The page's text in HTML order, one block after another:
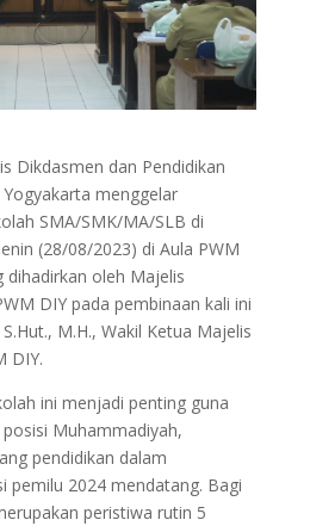
Dikdasmen dan Pendidikan
menggelar
SMA/SMK/MA/SLB di
(28/08/2023) di Aula PWM
dihadirkan oleh Majelis
DIY pada pembinaan kali ini
M.H., Wakil Ketua Majelis
DIY.
ini menjadi penting guna
Muhammadiyah,
pendidikan dalam
pemilu 2024 mendatang. Bagi
peristiwa rutin 5